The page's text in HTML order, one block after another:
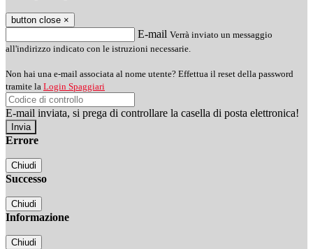
button close ×
E-mail Verrà inviato un messaggio
all'indirizzo indicato con le istruzioni necessarie.
Non hai una e-mail associata al nome utente? Effettua il reset della password
tramite la Login Spaggiari
E-mail inviata, si prega di controllare la casella di posta elettronica!
Errore
Chiudi
Successo
Chiudi
Informazione
Chiudi